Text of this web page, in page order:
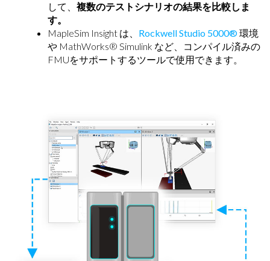
して、 複数のテストシナリオの結果を比較しま
す。
MapleSim Insight は、 Rockwell Studio 5000®環境
や MathWorks® Simulink など、コンパイル済みの
FMUをサポートするツールで使用できます。